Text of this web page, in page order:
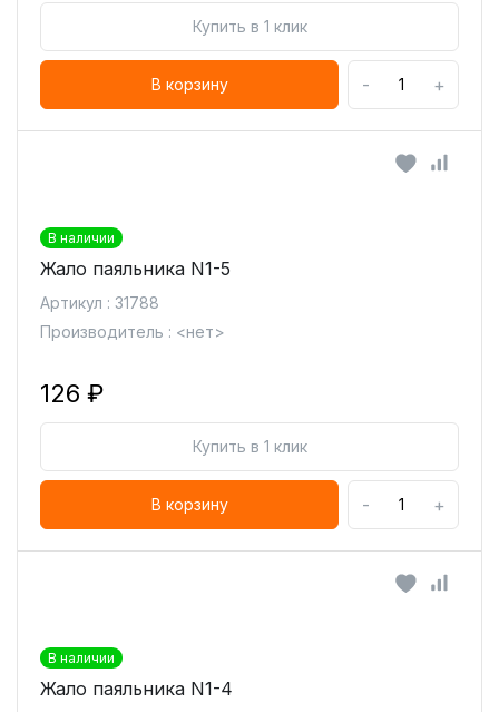
Купить в 1 клик
В корзину - +
В наличии
Жало паяльника N1-5
Артикул : 31788
Производитель : <нет>
126 ₽
Купить в 1 клик
В корзину - +
В наличии
Жало паяльника N1-4